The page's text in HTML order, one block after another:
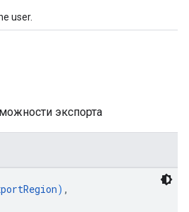
user.
экспорта
) ,